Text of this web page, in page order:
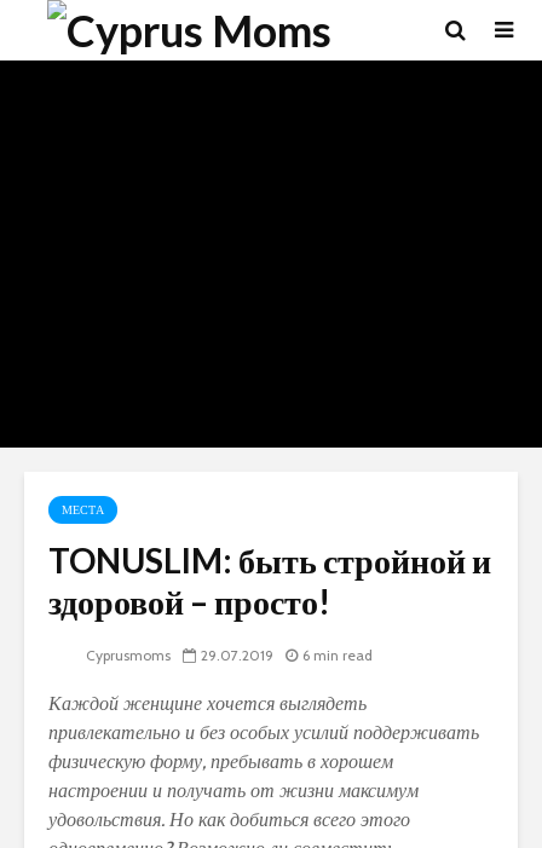
МЕСТА
TONUSLIM: быть стройной и
здоровой – просто!
Cyprusmoms 29.07.2019 6 min read
Каждой женщине хочется выглядеть
привлекательно и без особых усилий поддерживать
физическую форму, пребывать в хорошем
настроении и получать от жизни максимум
удовольствия. Но как добиться всего этого